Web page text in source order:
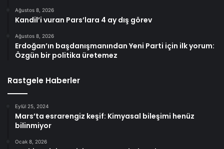
Ağustos 8, 2026
Kandil’i vuran Pars’lara 4 ay dış görev
Ağustos 8, 2026
Erdoğan’ın başdanışmanından Yeni Parti için ilk yorum:
Özgün bir politika üretemez
Rastgele Haberler
Eylül 25, 2024
Mars’ta esrarengiz keşif: Kimyasal bileşimi henüz
bilinmiyor
Ocak 8, 2026